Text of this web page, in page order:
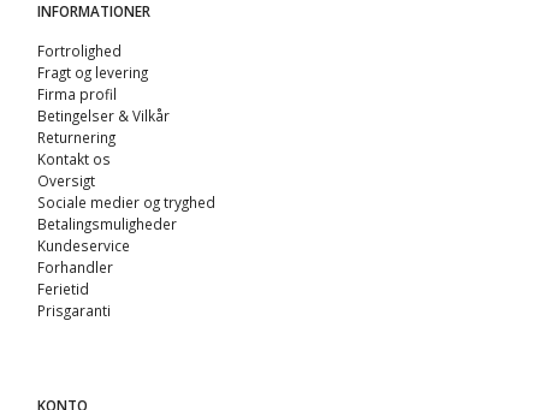
INFORMATIONER
Fortrolighed
Fragt og levering
Firma profil
Betingelser & Vilkår
Returnering
Kontakt os
Oversigt
Sociale medier og tryghed
Betalingsmuligheder
Kundeservice
Forhandler
Ferietid
Prisgaranti
KONTO